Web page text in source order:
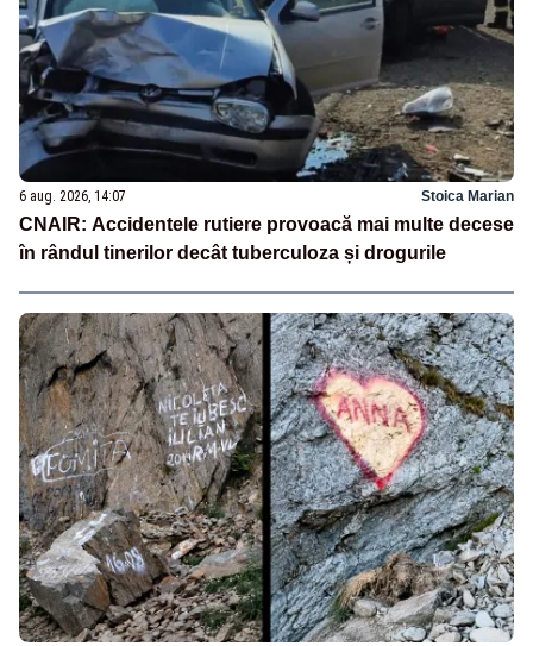
6 aug. 2026, 14:07 Stoica Marian
CNAIR: Accidentele rutiere provoacă mai multe decese
în rândul tinerilor decât tuberculoza și drogurile